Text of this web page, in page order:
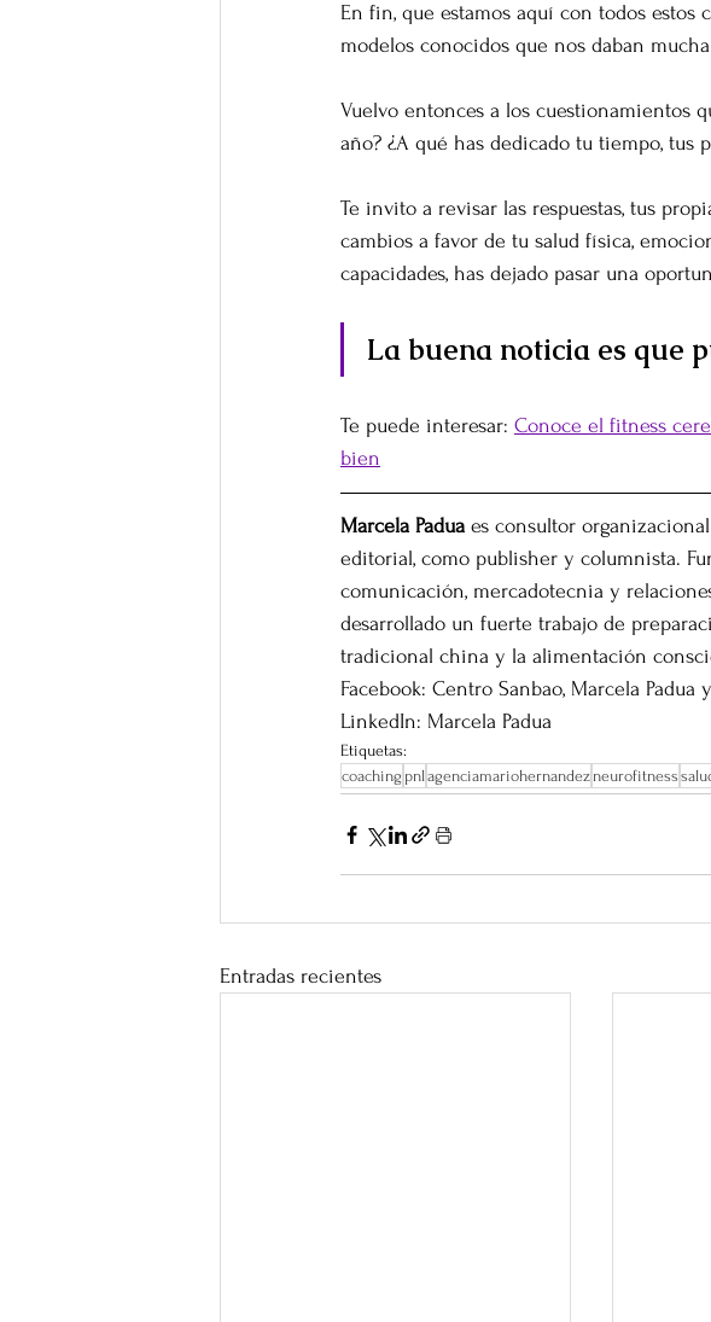
En fin, que estamos aquí con todos estos
modelos conocidos que nos daban
Vuelvo entonces a los cuestionamientos
año? ¿A qué has dedicado tu tiempo, tus
Te invito a revisar las respuestas, tus
cambios a favor de tu salud física,
capacidades, has dejado pasar una
La buena noticia es que
Te puede interesar: Conoce el fitness
bien
Marcela Padua es consultor
editorial, como publisher y columnista.
comunicación, mercadotecnia y
desarrollado un fuerte trabajo de
tradicional china y la alimentación
Facebook: Centro Sanbao, Marcela Padua
LinkedIn: Marcela Padua
Etiquetas:
coaching pnlagenciamariohernandez neurofitness
Entradas recientes